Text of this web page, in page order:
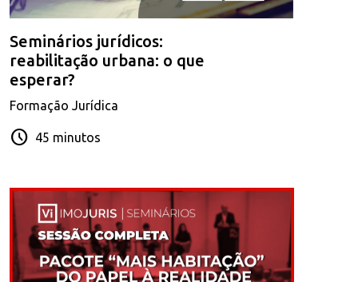
Seminários jurídicos:
reabilitação urbana: o que
esperar?
Formação Jurídica
schedule 45 minutos